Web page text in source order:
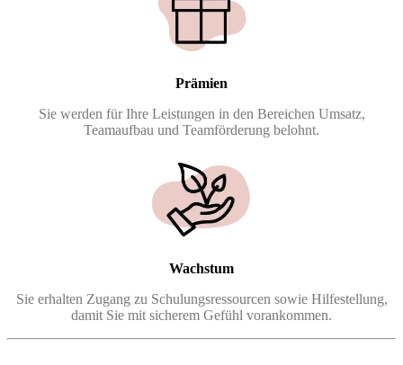
Prämien
Sie werden für Ihre Leistungen in den Bereichen Umsatz,
Teamaufbau und Teamförderung belohnt.
Wachstum
Sie erhalten Zugang zu Schulungsressourcen sowie Hilfestellung,
damit Sie mit sicherem Gefühl vorankommen.